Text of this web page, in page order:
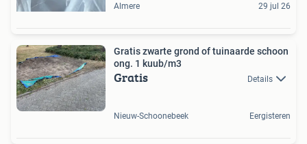
Almere 29 jul 26
Gratis zwarte grond of tuinaarde schoon
ong. 1 kuub/m3
Gratis Details
Nieuw-Schoonebeek Eergisteren